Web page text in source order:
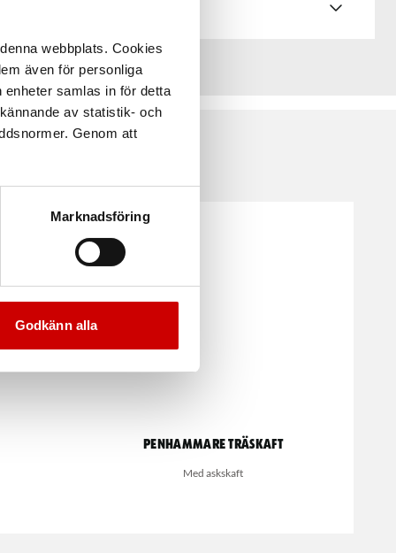
webbplats. Cookies
även för personliga
samlas in för detta
av statistik- och
Genom att
Marknadsföring
Godkänn alla
Penhammare träskaft
Med askskaft